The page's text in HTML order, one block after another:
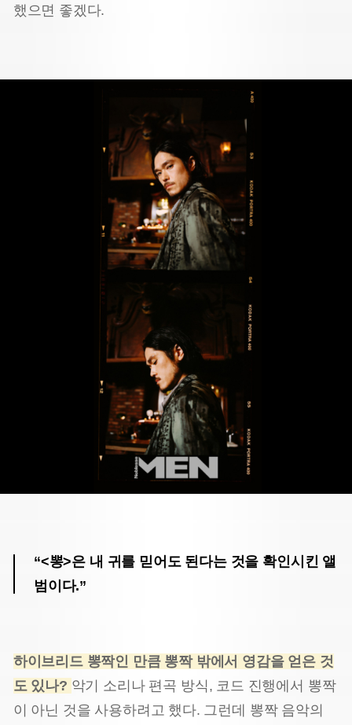
했으면 좋겠다.
“<뽕>은 내 귀를 믿어도 된다는 것을 확인시킨 앨
범이다.”
하이브리드 뽕짝인 만큼 뽕짝 밖에서 영감을 얻은 것
도 있나? 악기 소리나 편곡 방식, 코드 진행에서 뽕짝
이 아닌 것을 사용하려고 했다. 그런데 뽕짝 음악의